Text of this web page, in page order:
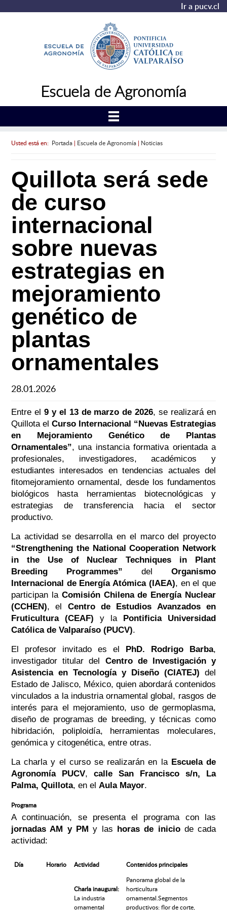
Ir a pucv.cl
Escuela de Agronomía
Usted está en: Portada| Escuela de Agronomía| Noticias
Quillota será sede
de curso
internacional
sobre nuevas
estrategias en
mejoramiento
genético de
plantas
ornamentales
28.01.2026
Entre el 9 y el 13 de marzo de 2026, se realizará en
Quillota el Curso Internacional “Nuevas Estrategias
en Mejoramiento Genético de Plantas
Ornamentales”, una instancia formativa orientada a
profesionales, investigadores, académicos y
estudiantes interesados en tendencias actuales del
fitomejoramiento ornamental, desde los fundamentos
biológicos hasta herramientas biotecnológicas y
estrategias de transferencia hacia el sector
productivo.
La actividad se desarrolla en el marco del proyecto
“Strengthening the National Cooperation Network
in the Use of Nuclear Techniques in Plant
Breeding Programmes” delOrganismo
Internacional de Energía Atómica (IAEA), en el que
participan la Comisión Chilena de Energía Nuclear
(CCHEN), el Centro de Estudios Avanzados en
Fruticultura (CEAF) y la
Pontificia Universidad
Católica de Valparaíso (PUCV).
El profesor invitado es el
PhD. Rodrigo Barba,
investigador titular del Centro de Investigación y
Asistencia en Tecnología y Diseño (CIATEJ) del
Estado de Jalisco, México, quien abordará contenidos
vinculados a la industria ornamental global, rasgos de
interés para el mejoramiento, uso de germoplasma,
diseño de programas de breeding, y técnicas como
hibridación, poliploidía, herramientas moleculares,
genómica y citogenética, entre otras.
La charla y el curso se realizarán en la Escuela de
Agronomía PUCV, calle San Francisco s/n, La
Palma, Quillota, en el Aula Mayor.
Programa
A continuación, se presenta el programa con las
jornadas AM y PM y las horas de iniciode cada
actividad:
Día Horario Actividad Contenidos principales
Charla inaugural:
La industria
ornamental
Panorama global de la
horticultura
ornamental.Segmentos
productivos: flor de corte,